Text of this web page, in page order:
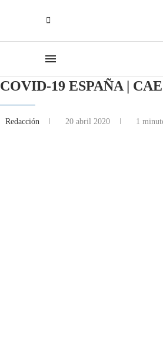
COVID-19 ESPAÑA |
Redacción 20 abril 2020 1